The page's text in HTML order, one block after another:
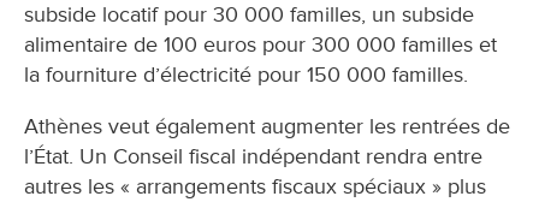
subside locatif pour 30 000 familles, un subside
alimentaire de 100 euros pour 300 000 familles et
la fourniture d’électricité pour 150 000 familles.
Athènes veut également augmenter les rentrées de
l’État. Un Conseil fiscal indépendant rendra entre
autres les « arrangements fiscaux spéciaux » plus